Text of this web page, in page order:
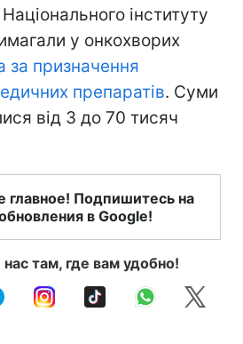
інституту
у онкохворих
за призначення
препаратів. Суми
від 3 до 70 тисяч
главное! Подпишитесь на
в Google!
там, где вам удобно!